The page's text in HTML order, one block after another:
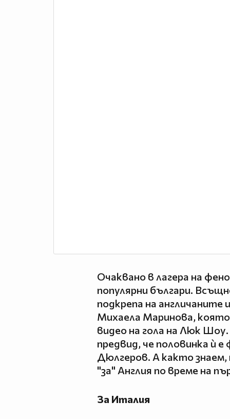
Очаквано в лагера на
популярни българи.
подкрепа на англичаните
Михаела Маринова,
видео на гола на Люк Шоу.
предвид, че половинка ѝ
Дюлгеров. А както знаем,
"за" Англия по време на
За Италия